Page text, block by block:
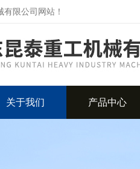
限公司网站！
关于我们 产品中心